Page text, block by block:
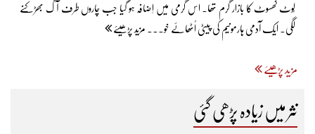
لُوٹ کھسوٹ کا بازار گرم تھا۔ اس گرمی میں اِضافہ ہو گیا جب چاروں طرف آگ بھڑکنے
لگی۔ ایک آدمی ہارمونیم کی پیٹی اُٹھائے خو... مزید پڑھیئے
مزید پڑھیئے
نثر میں زیادہ پڑھی گئی